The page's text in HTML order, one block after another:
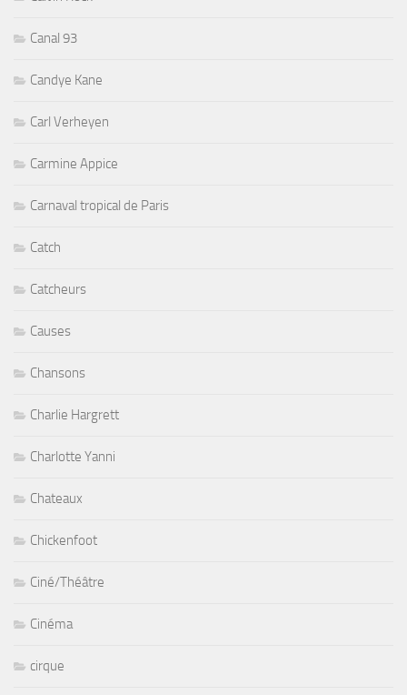
Canal 93
Candye Kane
Carl Verheyen
Carmine Appice
Carnaval tropical de Paris
Catch
Catcheurs
Causes
Chansons
Charlie Hargrett
Charlotte Yanni
Chateaux
Chickenfoot
Ciné/Théâtre
Cinéma
cirque